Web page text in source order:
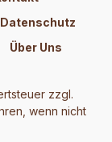
Datenschutz
Über Uns
zzgl.
wenn nicht